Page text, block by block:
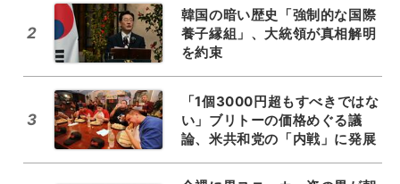
2
韓国の暗い歴史「強制的な国際
養子縁組」、大統領が真相解明
を約束
3
「1個3000円超もすべきではな
い」ブリトーの価格めぐる議
論、米共和党の「内戦」に発展